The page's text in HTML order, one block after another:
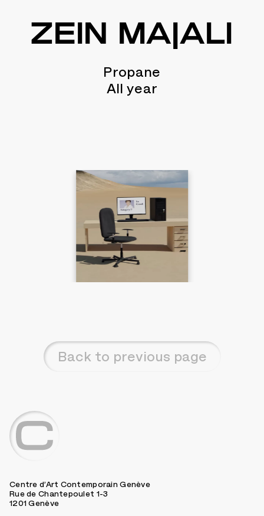
ZEIN MAJALI
Propane
All year
Back to previous page
Centre d’Art Contemporain Genève
Rue de Chantepoulet 1-3
1201 Genève